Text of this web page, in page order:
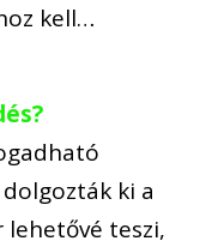
kell…
ki a
lehetővé teszi,